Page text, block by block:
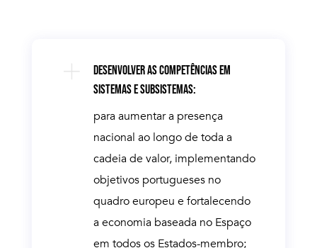
DESENVOLVER AS COMPETÊNCIAS EM
SISTEMAS E SUBSISTEMAS:
para aumentar a presença
nacional ao longo de toda a
cadeia de valor, implementando
objetivos portugueses no
quadro europeu e fortalecendo
a economia baseada no Espaço
em todos os Estados-membro;